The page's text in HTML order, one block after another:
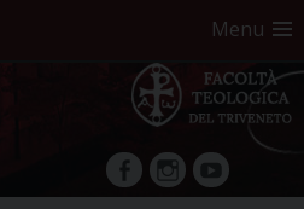
Menu
facebookInstagram
YouTube